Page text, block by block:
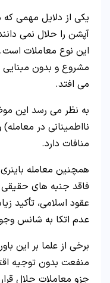
یکی از دلایل مهمی که
آپشن را حلال نمی
این نوع معاملات
مشروع و بدون مبنایی
می افتد.
به نظر می رسد این
نااطمینانی در
منافات دارد.
همچنین معامله
فاقد جنبه های
عقود اسلامی، تأکید
عدم اتکا به شانس
برخی از علما بر این
منفعت بدون توجیه
جزو معاملات حلال